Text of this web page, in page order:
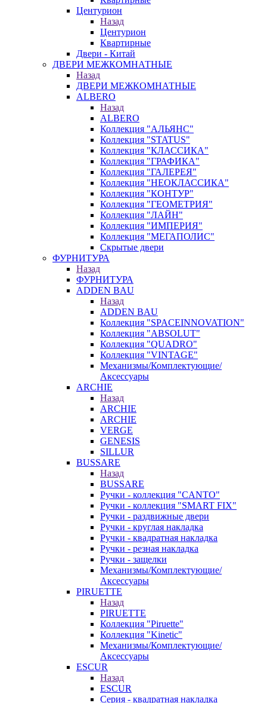
Центурион
Назад
Центурион
Квартирные
Двери - Китай
ДВЕРИ МЕЖКОМНАТНЫЕ
Назад
ДВЕРИ МЕЖКОМНАТНЫЕ
ALBERO
Назад
ALBERO
Коллекция "АЛЬЯНС"
Коллекция "STATUS"
Коллекция "КЛАССИКА"
Коллекция "ГРАФИКА"
Коллекция "ГАЛЕРЕЯ"
Коллекция "НЕОКЛАССИКА"
Коллекция "КОНТУР"
Коллекция "ГЕОМЕТРИЯ"
Коллекция "ЛАЙН"
Коллекция "ИМПЕРИЯ"
Коллекция "МЕГАПОЛИС"
Скрытые двери
ФУРНИТУРА
Назад
ФУРНИТУРА
ADDEN BAU
Назад
ADDEN BAU
Коллекция "SPACEINNOVATION"
Коллекция "ABSOLUT"
Коллекция "QUADRO"
Коллекция "VINTAGE"
Механизмы/Комплектующие/
Аксессуары
ARCHIE
Назад
ARCHIE
ARCHIE
VERGE
GENESIS
SILLUR
BUSSARE
Назад
BUSSARE
Ручки - коллекция "CANTO"
Ручки - коллекция "SMART FIX"
Ручки - раздвижные двери
Ручки - круглая накладка
Ручки - квадратная накладка
Ручки - резная накладка
Ручки - защелки
Механизмы/Комплектующие/
Аксессуары
PIRUETTE
Назад
PIRUETTE
Коллекция "Piruette"
Коллекция "Kinetic"
Механизмы/Комплектующие/
Аксессуары
ESCUR
Назад
ESCUR
Серия - квадратная накладка